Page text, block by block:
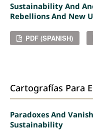
Sustainability And
Rebellions And New
PDF (SPANISH)
Cartografías Para
Paradoxes And
Sustainability